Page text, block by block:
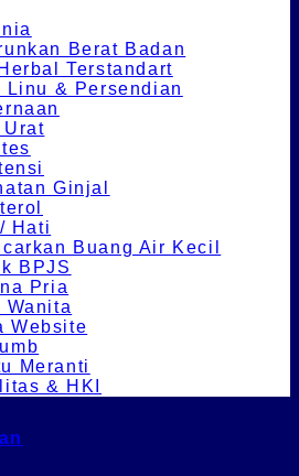
Berat Badan
Terstandart
Linu & Persendian
Urat
Ginjal
Hati
Buang Air Kecil
BPJS
Pria
Wanita
Website
Meranti
& HKI